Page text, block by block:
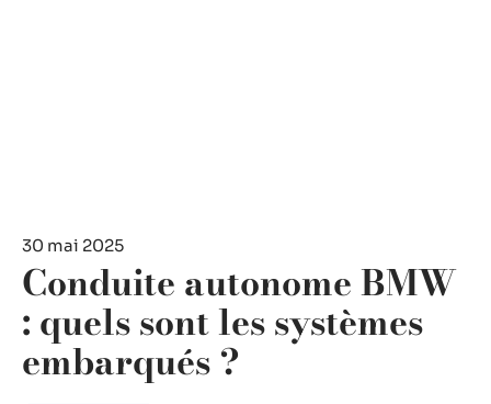
30 mai 2025
Conduite autonome BMW
: quels sont les systèmes
embarqués ?